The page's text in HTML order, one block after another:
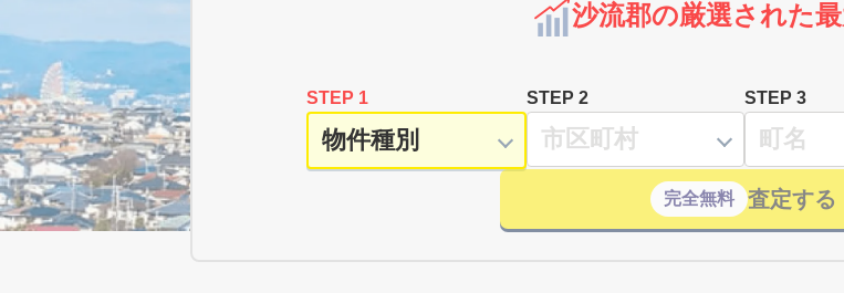
沙流郡の厳選された
STEP 1 STEP 2 STEP 3
完全無料 査定する